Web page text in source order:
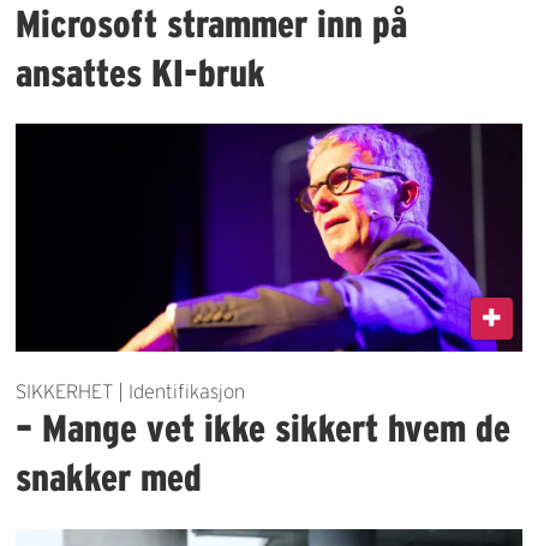
Microsoft strammer inn på
ansattes KI-bruk
SIKKERHET | Identifikasjon
– Mange vet ikke sikkert hvem de
snakker med